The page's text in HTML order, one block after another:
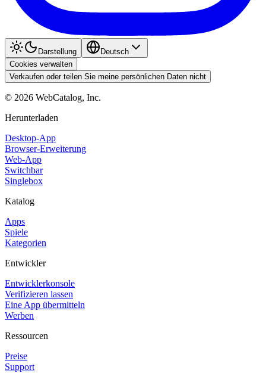
Darstellung
Deutsch
Cookies verwalten
Verkaufen oder teilen Sie meine persönlichen Daten nicht
© 2026 WebCatalog, Inc.
Herunterladen
Desktop-App
Browser-Erweiterung
Web-App
Switchbar
Singlebox
Katalog
Apps
Spiele
Kategorien
Entwickler
Entwicklerkonsole
Verifizieren lassen
Eine App übermitteln
Werben
Ressourcen
Preise
Support